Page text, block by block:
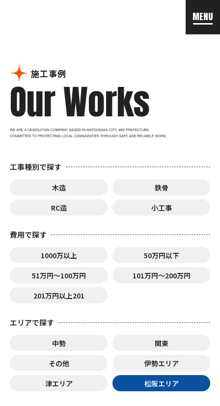
MENU
施工事例
Our Works
工事種別で探す
木造 鉄骨
RC造 小工事
費用で探す
1000万以上 50万円以下
51万円〜100万円 101万円〜200万円
201万円以上201
エリアで探す
中勢 関東
その他 伊勢エリア
津エリア 松阪エリア